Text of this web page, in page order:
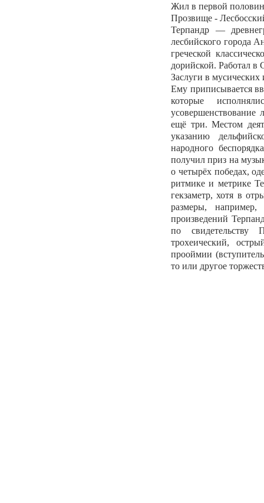
Жил в первой
Прозвище -
Терпандр —
лесбийского города
греческой
дорийской. Работал в
Заслуги в мусических
Ему приписывается
которые
ещё три. Местом
указанию
народного
получил приз на
о четырёх победах,
ритмике и метрике
гекзаметр, хотя в
размеры,
произведений
по свидетельству
трохеический,
прооймии
то или другое